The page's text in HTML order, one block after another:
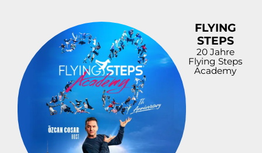
FLYING
STEPS
20 Jahre
Flying Steps
Academy